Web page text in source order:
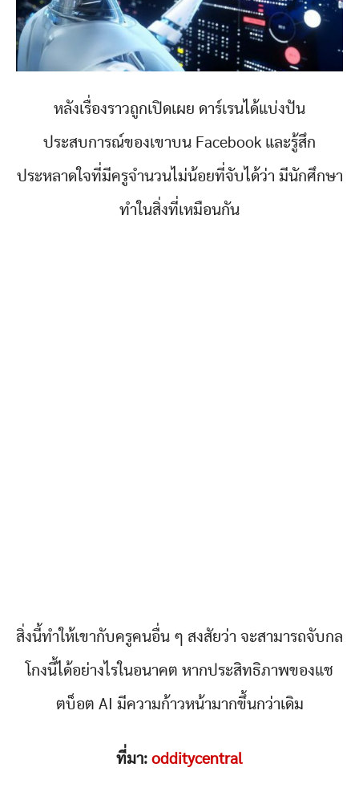
หลังเรื่องราวถูกเปิดเผย ดาร์เรนได้แบ่งปัน
ประสบการณ์ของเขาบน Facebook และรู้สึก
ประหลาดใจที่มีครูจำนวนไม่น้อยที่จับได้ว่า มีนักศึกษา
ทำในสิ่งที่เหมือนกัน
สิ่งนี้ทำให้เขากับครูคนอื่น ๆ สงสัยว่า จะสามารถจับกล
โกงนี้ได้อย่างไรในอนาคต หากประสิทธิภาพของแช
ตบ็อต AI มีความก้าวหน้ามากขึ้นกว่าเดิม
ที่มา: odditycentral